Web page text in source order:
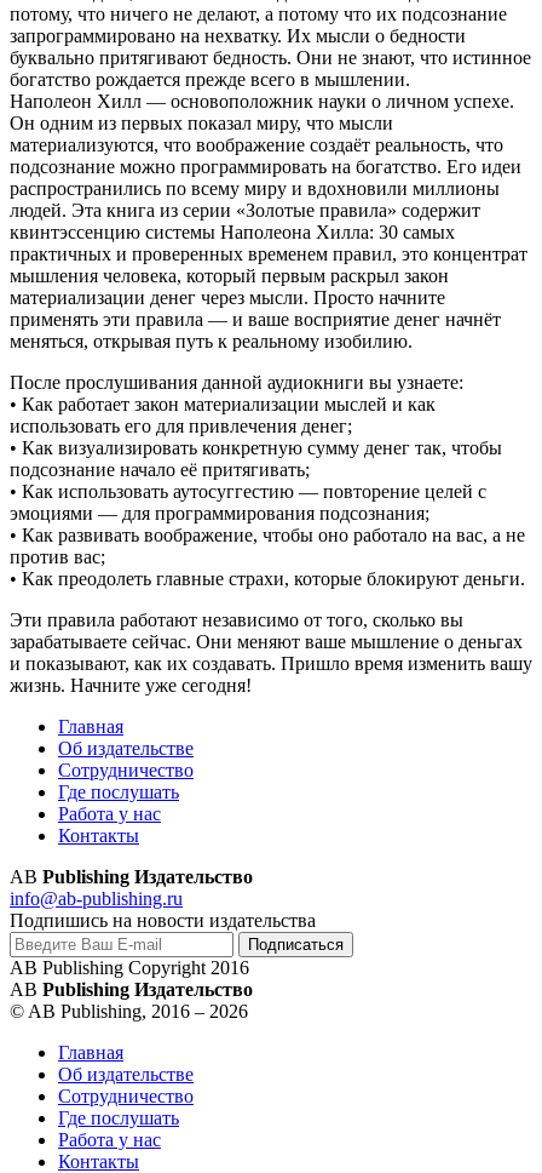
потому, что ничего не делают, а потому что их подсознание
запрограммировано на нехватку. Их мысли о бедности
буквально притягивают бедность. Они не знают, что истинное
богатство рождается прежде всего в мышлении.
Наполеон Хилл — основоположник науки о личном успехе.
Он одним из первых показал миру, что мысли
материализуются, что воображение создаёт реальность, что
подсознание можно программировать на богатство. Его идеи
распространились по всему миру и вдохновили миллионы
людей. Эта книга из серии «Золотые правила» содержит
квинтэссенцию системы Наполеона Хилла: 30 самых
практичных и проверенных временем правил, это концентрат
мышления человека, который первым раскрыл закон
материализации денег через мысли. Просто начните
применять эти правила — и ваше восприятие денег начнёт
меняться, открывая путь к реальному изобилию.
После прослушивания данной аудиокниги вы узнаете:
• Как работает закон материализации мыслей и как
использовать его для привлечения денег;
• Как визуализировать конкретную сумму денег так, чтобы
подсознание начало её притягивать;
• Как использовать аутосуггестию — повторение целей с
эмоциями — для программирования подсознания;
• Как развивать воображение, чтобы оно работало на вас, а не
против вас;
• Как преодолеть главные страхи, которые блокируют деньги.
Эти правила работают независимо от того, сколько вы
зарабатываете сейчас. Они меняют ваше мышление о деньгах
и показывают, как их создавать. Пришло время изменить вашу
жизнь. Начните уже сегодня!
Главная
Об издательстве
Сотрудничество
Где послушать
Работа у нас
Контакты
AB Publishing Издательство
info@ab-publishing.ru
Подпишись на новости издательства
AB Publishing Copyright 2016
AB Publishing Издательство
© AB Publishing, 2016 – 2026
Главная
Об издательстве
Сотрудничество
Где послушать
Работа у нас
Контакты